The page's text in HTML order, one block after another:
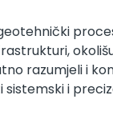
razumjeli i
sistemski i